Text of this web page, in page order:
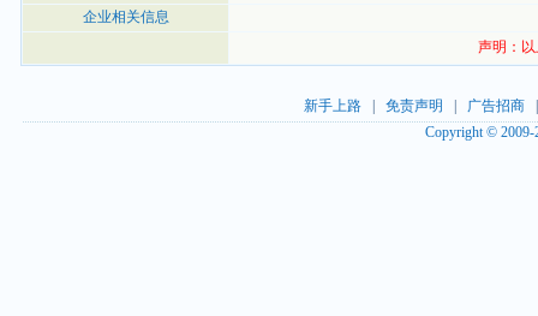
企业相关信息
声明：
新手上路| 免责声明 广告招商
Copyright ©